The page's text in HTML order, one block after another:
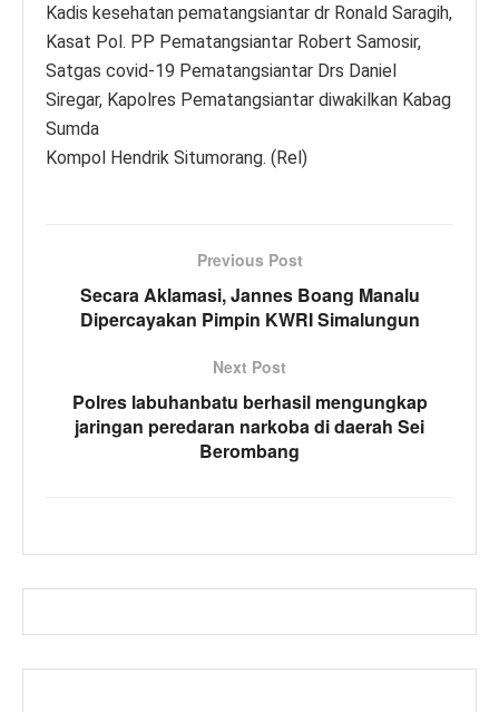
Kadis kesehatan pematangsiantar dr Ronald Saragih,
Kasat Pol. PP Pematangsiantar Robert Samosir,
Satgas covid-19 Pematangsiantar Drs Daniel
Siregar, Kapolres Pematangsiantar diwakilkan Kabag
Sumda
Kompol Hendrik Situmorang. (Rel)
Previous Post
Secara Aklamasi, Jannes Boang Manalu
Dipercayakan Pimpin KWRI Simalungun
Next Post
Polres labuhanbatu berhasil mengungkap
jaringan peredaran narkoba di daerah Sei
Berombang